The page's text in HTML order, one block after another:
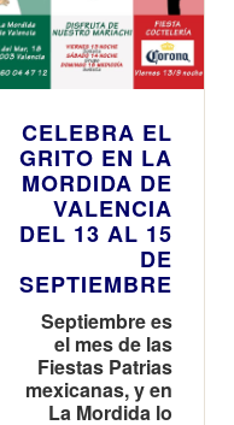
CELEBRA EL
GRITO EN LA
MORDIDA DE
VALENCIA
DEL 13 AL 15
DE
SEPTIEMBRE
Septiembre es
el mes de las
Fiestas Patrias
mexicanas, y en
La Mordida lo